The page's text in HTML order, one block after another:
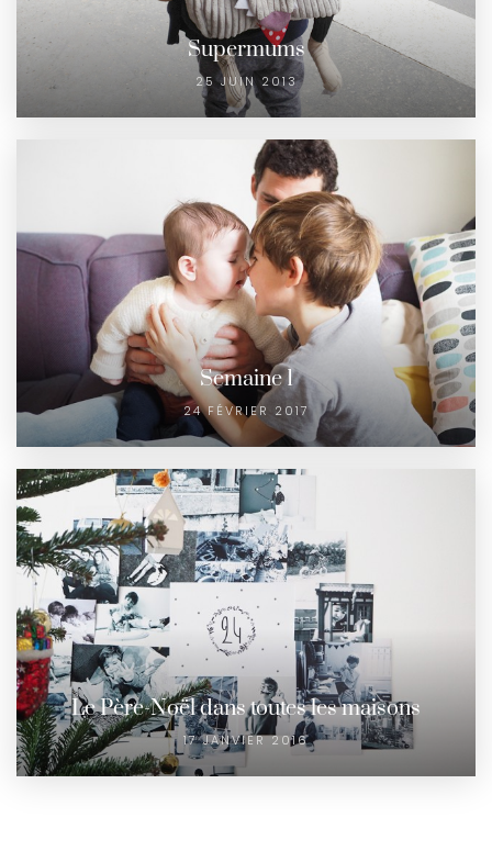
Supermums
25 JUIN 2013
Semaine 1
24 FÉVRIER 2017
Le Père-Noël dans toutes les maisons
17 JANVIER 2016